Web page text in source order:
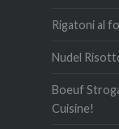
Rigatoni al
Nudel
Boeuf
Cuisine!